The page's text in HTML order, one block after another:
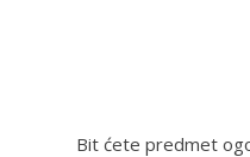
Bit ćete predmet